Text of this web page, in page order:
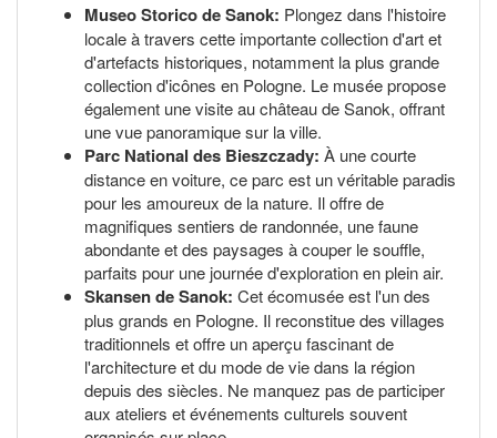
Museo Storico de Sanok: Plongez dans l'histoire
locale à travers cette importante collection d'art et
d'artefacts historiques, notamment la plus grande
collection d'icônes en Pologne. Le musée propose
également une visite au château de Sanok, offrant
une vue panoramique sur la ville.
Parc National des Bieszczady: À une courte
distance en voiture, ce parc est un véritable paradis
pour les amoureux de la nature. Il offre de
magnifiques sentiers de randonnée, une faune
abondante et des paysages à couper le souffle,
parfaits pour une journée d'exploration en plein air.
Skansen de Sanok: Cet écomusée est l'un des
plus grands en Pologne. Il reconstitue des villages
traditionnels et offre un aperçu fascinant de
l'architecture et du mode de vie dans la région
depuis des siècles. Ne manquez pas de participer
aux ateliers et événements culturels souvent